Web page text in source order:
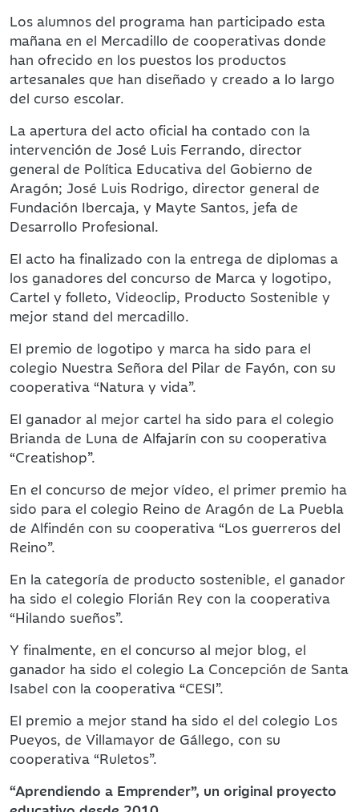
Los alumnos del programa han participado esta
mañana en el Mercadillo de cooperativas donde
han ofrecido en los puestos los productos
artesanales que han diseñado y creado a lo largo
del curso escolar.
La apertura del acto oficial ha contado con la
intervención de José Luis Ferrando, director
general de Política Educativa del Gobierno de
Aragón; José Luis Rodrigo, director general de
Fundación Ibercaja, y Mayte Santos, jefa de
Desarrollo Profesional.
El acto ha finalizado con la entrega de diplomas a
los ganadores del concurso de Marca y logotipo,
Cartel y folleto, Videoclip, Producto Sostenible y
mejor stand del mercadillo.
El premio de logotipo y marca ha sido para el
colegio Nuestra Señora del Pilar de Fayón, con su
cooperativa “Natura y vida”.
El ganador al mejor cartel ha sido para el colegio
Brianda de Luna de Alfajarín con su cooperativa
“Creatishop”.
En el concurso de mejor vídeo, el primer premio ha
sido para el colegio Reino de Aragón de La Puebla
de Alfindén con su cooperativa “Los guerreros del
Reino”.
En la categoría de producto sostenible, el ganador
ha sido el colegio Florián Rey con la cooperativa
“Hilando sueños”.
Y finalmente, en el concurso al mejor blog, el
ganador ha sido el colegio La Concepción de Santa
Isabel con la cooperativa “CESI”.
El premio a mejor stand ha sido el del colegio Los
Pueyos, de Villamayor de Gállego, con su
cooperativa “Ruletos”.
“Aprendiendo a Emprender”, un original proyecto